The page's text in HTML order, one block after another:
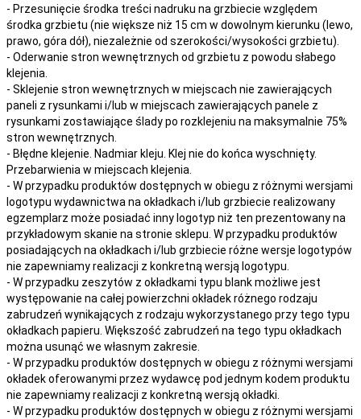
- Przesunięcie środka treści nadruku na grzbiecie względem
środka grzbietu (nie większe niż 15 cm w dowolnym kierunku (lewo,
prawo, góra dół), niezależnie od szerokości/wysokości grzbietu).
- Oderwanie stron wewnętrznych od grzbietu z powodu słabego
klejenia.
- Sklejenie stron wewnętrznych w miejscach nie zawierających
paneli z rysunkami i/lub w miejscach zawierających panele z
rysunkami zostawiające ślady po rozklejeniu na maksymalnie 75%
stron wewnętrznych.
- Błędne klejenie. Nadmiar kleju. Klej nie do końca wyschnięty.
Przebarwienia w miejscach klejenia.
- W przypadku produktów dostępnych w obiegu z różnymi wersjami
logotypu wydawnictwa na okładkach i/lub grzbiecie realizowany
egzemplarz może posiadać inny logotyp niż ten prezentowany na
przykładowym skanie na stronie sklepu. W przypadku produktów
posiadających na okładkach i/lub grzbiecie różne wersje logotypów
nie zapewniamy realizacji z konkretną wersją logotypu.
- W przypadku zeszytów z okładkami typu blank możliwe jest
występowanie na całej powierzchni okładek różnego rodzaju
zabrudzeń wynikających z rodzaju wykorzystanego przy tego typu
okładkach papieru. Większość zabrudzeń na tego typu okładkach
można usunąć we własnym zakresie.
- W przypadku produktów dostępnych w obiegu z różnymi wersjami
okładek oferowanymi przez wydawcę pod jednym kodem produktu
nie zapewniamy realizacji z konkretną wersją okładki.
- W przypadku produktów dostępnych w obiegu z różnymi wersjami